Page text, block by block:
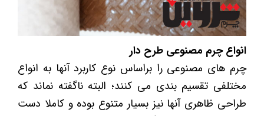
انواع چرم مصنوعی طرح دار
چرم های مصنوعی را براساس نوع کاربرد آنها به انواع
مختلفی تقسیم بندی می کنند؛ البته ناگفته نماند که
طراحی ظاهری آنها نیز بسیار متنوع بوده و کاملا دست